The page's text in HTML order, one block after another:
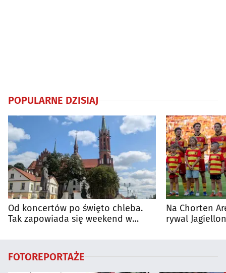
POPULARNE DZISIAJ
Od koncertów po święto chleba.
Tak zapowiada się weekend w
Na Chorten
rywal
FOTOREPORTAŻE